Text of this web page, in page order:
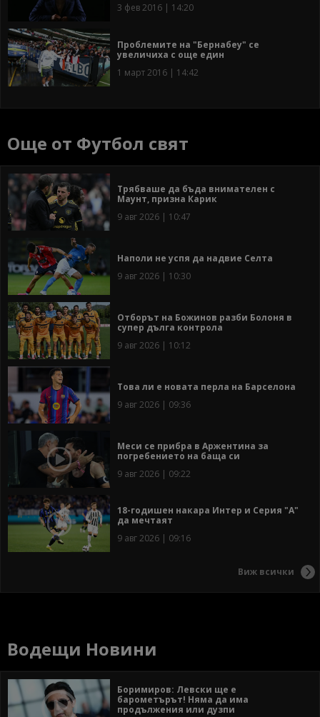
3 фев 2016 | 14:20
Проблемите на "Бернабеу" се
увеличиха с още един
1 март 2016 | 14:42
Още от Футбол свят
Трябваше да бъда внимателен с
Маунт, призна Карик
9 авг 2026 | 10:47
Наполи не успя да надвие Селта
9 авг 2026 | 10:30
Отборът на Божинов разби Болоня в
супер дълга контрола
9 авг 2026 | 10:12
Това ли е новата перла на Барселона
9 авг 2026 | 09:36
Меси се прибра в Аржентина за
погребението на баща си
9 авг 2026 | 09:22
18-годишен накара Интер и Серия "А"
да мечтаят
9 авг 2026 | 09:16
Виж всички
Водещи Новини
Боримиров: Левски ще е
барометърът! Няма да има
продължения или дузпи